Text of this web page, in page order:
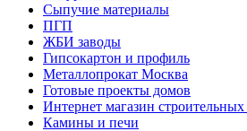
Сыпучие материалы
ПГП
ЖБИ заводы
Гипсокартон и профиль
Металлопрокат Москва
Готовые проекты домов
Интернет магазин строительных
Камины и печи